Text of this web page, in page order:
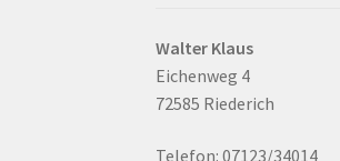
Walter Klaus
Eichenweg 4
72585 Riederich
Telefon: 07123/34014